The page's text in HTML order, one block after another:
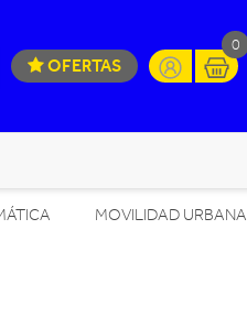
OFERTAS
0
MOVILIDAD URBANA